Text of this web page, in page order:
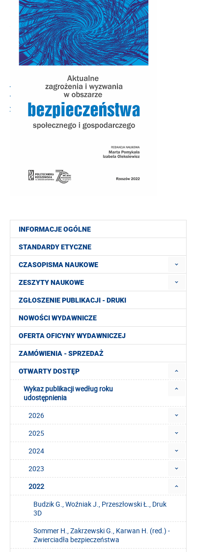
INFORMACJE OGÓLNE
STANDARDY ETYCZNE
CZASOPISMA NAUKOWE
ZESZYTY NAUKOWE
ZGŁOSZENIE PUBLIKACJI - DRUKI
NOWOŚCI WYDAWNICZE
OFERTA OFICYNY WYDAWNICZEJ
ZAMÓWIENIA - SPRZEDAŻ
OTWARTY DOSTĘP
Wykaz publikacji według roku
udostępnienia
2026
2025
2024
2023
2022
Budzik G., Woźniak J., Przeszłowski Ł., Druk
3D
Sommer H., Zakrzewski G., Karwan H. (red.) -
Zwierciadła bezpieczeństwa